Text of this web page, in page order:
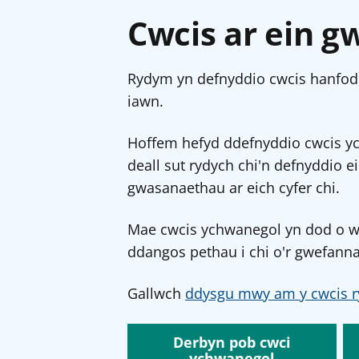
Cwcis ar ein
Rydym yn defnyddio cwcis
iawn.
Hoffem hefyd ddefnyddio cwcis
deall sut rydych chi'n defnyddio
gwasanaethau ar eich cyfer chi.
Mae cwcis ychwanegol yn dod o
ddangos pethau i chi o'r
Gallwch ddysgu mwy am y cwcis
Derbyn pob cwci